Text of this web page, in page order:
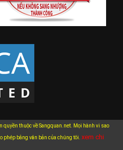
thuộc về Sangquan.net. Mọi hành vi sao
phép bằng văn bản của chúng tôi. xem chi